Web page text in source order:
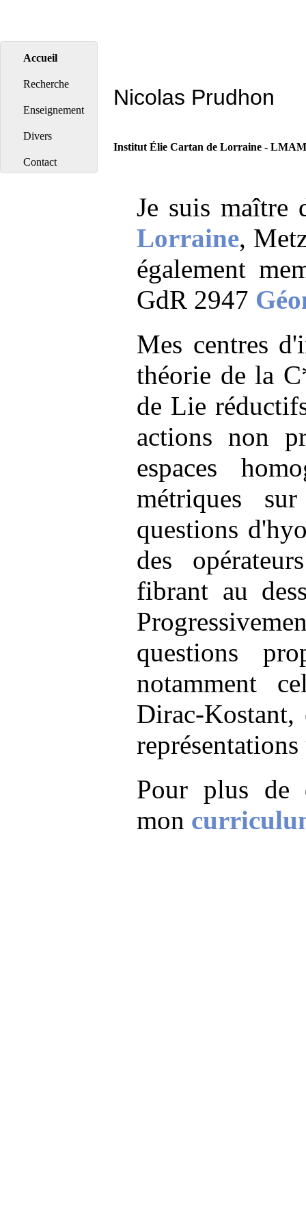
Nicolas Prudhon
Institut Élie Cartan de Lorraine - LMAM
Accueil
Recherche
Enseignement
Divers
Contact
Je suis maître
Lorraine,
également
GdR 2947
Mes centres
théorie de la
de Lie
actions non
espaces
métriques
questions
des
fibrant au
questions
notamment
Dirac-
Pour plus de
mon